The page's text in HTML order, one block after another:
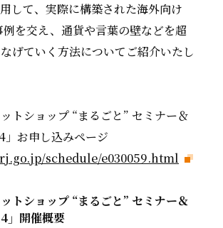
して、実際に構築された海外向け
例を交え、通貨や言葉の壁などを超
げていく方法についてご紹介いたし
ットショップ “まるごと” セミナー＆
」お申し込みページ
schedule/e030059.html
ットショップ “まるごと” セミナー＆
」開催概要